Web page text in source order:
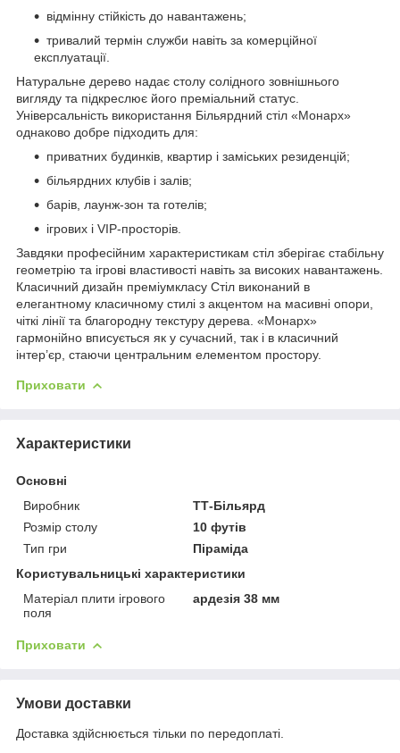
відмінну стійкість до навантажень;
тривалий термін служби навіть за комерційної
експлуатації.
Натуральне дерево надає столу солідного зовнішнього
вигляду та підкреслює його преміальний статус.
Універсальність використання Більярдний стіл «Монарх»
однаково добре підходить для:
приватних будинків, квартир і заміських резиденцій;
більярдних клубів і залів;
барів, лаунж-зон та готелів;
ігрових і VIP-просторів.
Завдяки професійним характеристикам стіл зберігає стабільну
геометрію та ігрові властивості навіть за високих навантажень.
Класичний дизайн преміумкласу Стіл виконаний в
елегантному класичному стилі з акцентом на масивні опори,
чіткі лінії та благородну текстуру дерева. «Монарх»
гармонійно вписується як у сучасний, так і в класичний
інтер’єр, стаючи центральним елементом простору.
Приховати
Характеристики
Основні
Виробник
ТТ-Більярд
Розмір столу
10 футів
Тип гри
Піраміда
Користувальницькі характеристики
Матеріал плити ігрового
поля
ардезія 38 мм
Приховати
Умови доставки
Доставка здійснюється тільки по передоплаті.